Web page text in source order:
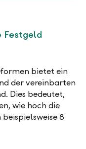
Festgeld
bietet ein
der vereinbarten
Dies bedeutet,
wie hoch die
8